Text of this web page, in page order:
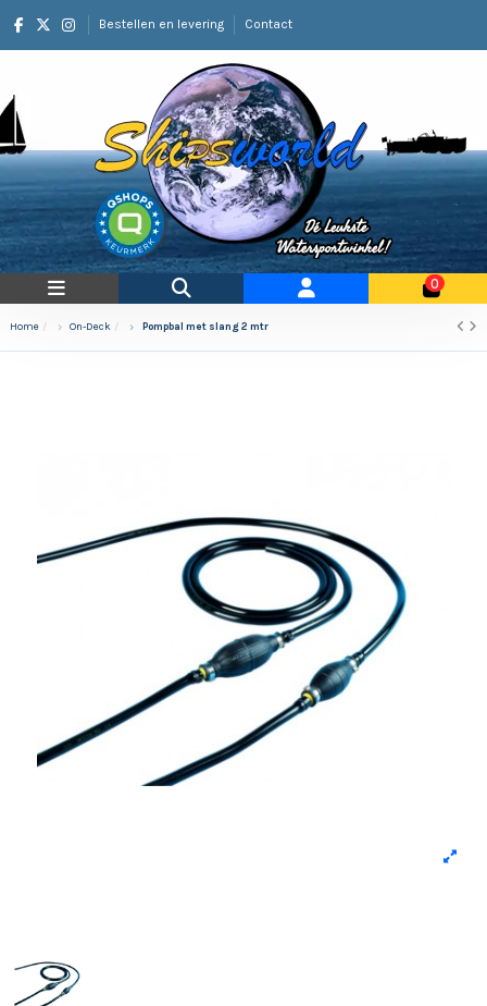
Bestellen en levering Contact
0
Home On-Deck Pompbal met slang 2 mtr